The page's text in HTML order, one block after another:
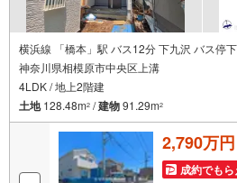
横浜線 「橋本」駅 バス12分 下九沢 バス停
神奈川県相模原市中央区上溝
4LDK / 地上2階建
土地128.48m2 /建物91.29m2
2,790万円
成約でもら